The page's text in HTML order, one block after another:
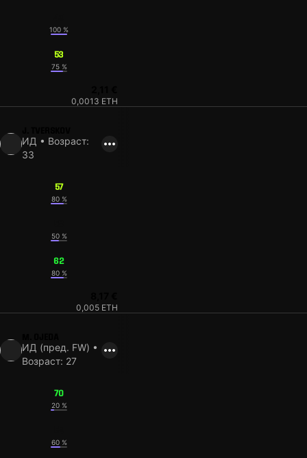
100 %
53
75 %
0,0013 ETH
ИД • Возраст:
33
57
80 %
50 %
62
80 %
0,005 ETH
ИД (пред. FW) •
Возраст: 27
70
20 %
60 %